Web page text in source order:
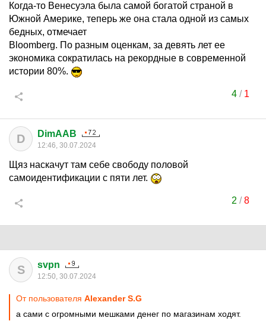
Когда-то Венесуэла была самой богатой страной в
Южной Америке, теперь же она стала одной из самых
бедных, отмечает
Bloomberg. По разным оценкам, за девять лет ее
экономика сократилась на рекордные в современной
истории 80%.
4/ 1
D DimAAB
12:46, 30.07.2024
Щяз наскачут там себе свободу половой
самоидентификации с пяти лет.
2 /8
S svpn
12:50, 30.07.2024
От пользователя Alexander S.G
а сами с огромными мешками денег по магазинам ходят.